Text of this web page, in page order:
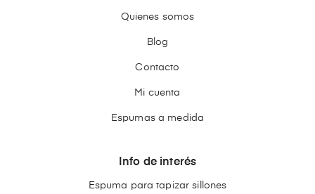
Quienes somos
Blog
Contacto
Mi cuenta
Espumas a medida
Info de interés
Espuma para tapizar sillones